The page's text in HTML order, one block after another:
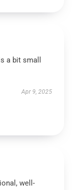
a bit small
Apr 9, 2025
well-